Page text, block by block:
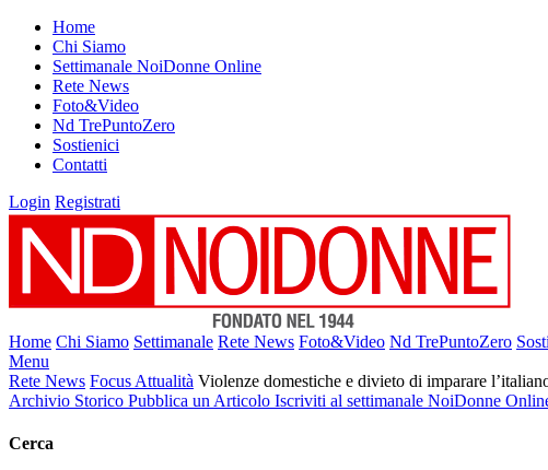
Home
Chi Siamo
Settimanale NoiDonne Online
Rete News
Foto&Video
Nd TrePuntoZero
Sostienici
Contatti
Login Registrati
Home Chi Siamo Settimanale Rete News Foto&Video Nd TrePuntoZero
Menu
Rete News Focus Attualità Violenze domestiche e divieto di imparare
Archivio Storico Pubblica un Articolo Iscriviti al settimanale NoiDonne
Cerca